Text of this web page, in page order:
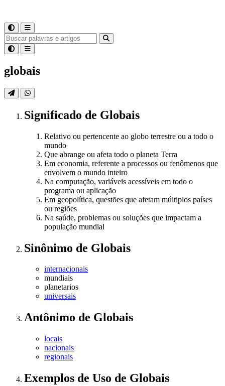
globais
Significado de Globais
Relativo ou pertencente ao globo terrestre ou a todo o
mundo
Que abrange ou afeta todo o planeta Terra
Em economia, referente a processos ou fenômenos que
envolvem o mundo inteiro
Na computação, variáveis acessíveis em todo o
programa ou aplicação
Em geopolítica, questões que afetam múltiplos países
ou regiões
Na saúde, problemas ou soluções que impactam a
população mundial
Sinônimo de Globais
internacionais
mundiais
planetarios
universais
Antônimo de Globais
locais
nacionais
regionais
Exemplos de Uso de Globais